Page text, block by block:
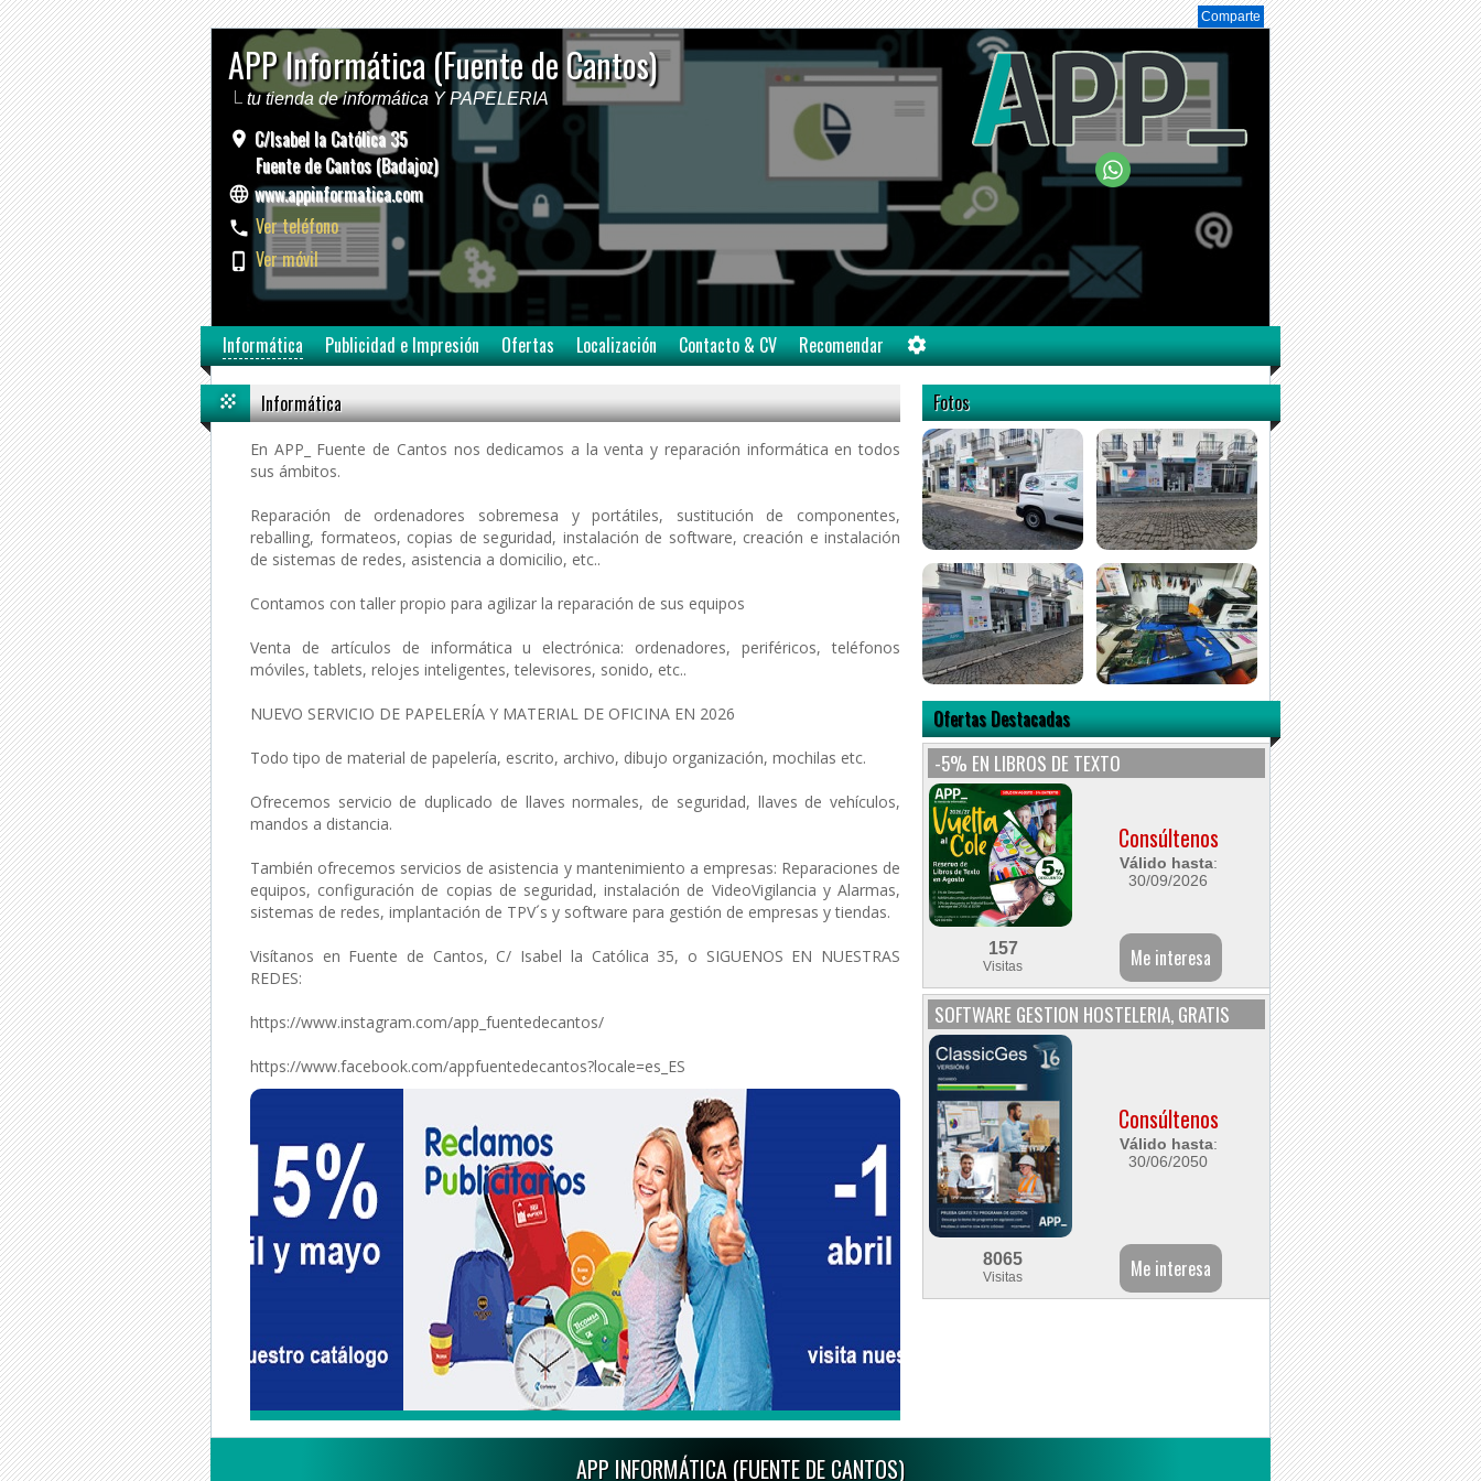
Comparte
APP Informática (Fuente de Cantos)
tu tienda de informática Y PAPELERIA
C/Isabel la Católica 35
Fuente de Cantos (Badajoz)
www.appinformatica.com
Ver teléfono
Ver móvil
Informática Publicidad e Impresión Ofertas Localización Contacto & CV Recomendar
Informática
En APP_ Fuente de Cantos nos dedicamos a la venta y reparación informática en todos
sus ámbitos.
Reparación de ordenadores sobremesa y portátiles, sustitución de componentes,
reballing, formateos, copias de seguridad, instalación de software, creación e instalación
de sistemas de redes, asistencia a domicilio, etc..
Contamos con taller propio para agilizar la reparación de sus equipos
Venta de artículos de informática u electrónica: ordenadores, periféricos, teléfonos
móviles, tablets, relojes inteligentes, televisores, sonido, etc..
NUEVO SERVICIO DE PAPELERÍA Y MATERIAL DE OFICINA EN 2026
Todo tipo de material de papelería, escrito, archivo, dibujo organización, mochilas etc.
Ofrecemos servicio de duplicado de llaves normales, de seguridad, llaves de vehículos,
mandos a distancia.
También ofrecemos servicios de asistencia y mantenimiento a empresas: Reparaciones de
equipos, configuración de copias de seguridad, instalación de VideoVigilancia y Alarmas,
sistemas de redes, implantación de TPV´s y software para gestión de empresas y tiendas.
Visítanos en Fuente de Cantos, C/ Isabel la Católica 35, o SIGUENOS EN NUESTRAS
REDES:
https://www.instagram.com/app_fuentedecantos/
https://www.facebook.com/appfuentedecantos?locale=es_ES
Fotos
Ofertas Destacadas
-5% EN LIBROS DE TEXTO
Consúltenos
Válido hasta:
30/09/2026
157
Visitas
SOFTWARE GESTION HOSTELERIA, GRATIS
Consúltenos
Válido hasta:
30/06/2050
8065
Visitas
APP INFORMÁTICA (FUENTE DE CANTOS)